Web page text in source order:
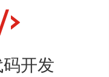
开发